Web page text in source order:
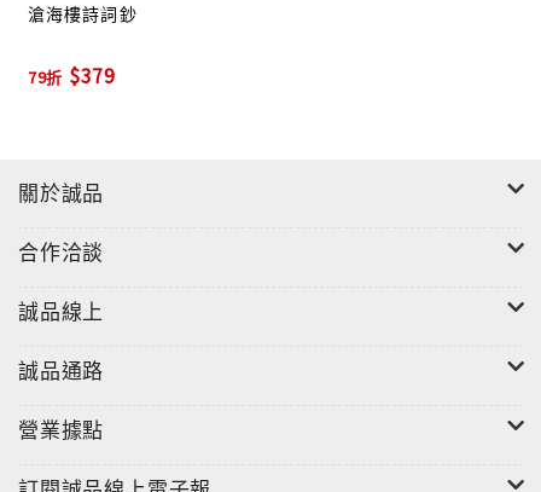
現職：臺北市立教育大學社會暨公共事務學系副教授兼
第一章 法學之基本概念
第一節 為何要有法律
滄海樓詩詞鈔
79折 $379
關於誠品
合作洽談
誠品線上
誠品通路
營業據點